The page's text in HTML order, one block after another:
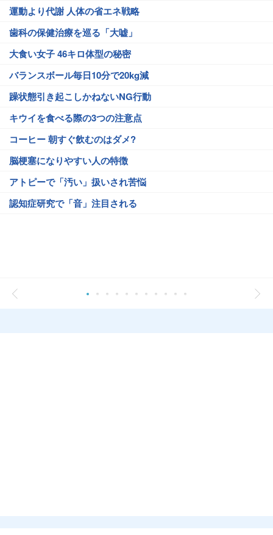
運動より代謝 人体の省エネ戦略
歯科の保健治療を巡る「大嘘」
大食い女子 46キロ体型の秘密
バランスボール毎日10分で20kg減
躁状態引き起こしかねないNG行動
キウイを食べる際の3つの注意点
コーヒー 朝すぐ飲むのはダメ?
脳梗塞になりやすい人の特徴
アトピーで「汚い」扱いされ苦悩
認知症研究で「音」注目される